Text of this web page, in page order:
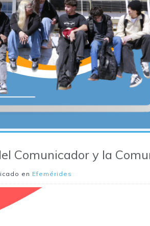
Comunicador y la
en Efemérides